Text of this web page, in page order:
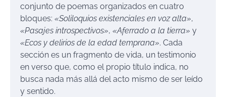
conjunto de poemas organizados en cuatro
bloques: «Soliloquios existenciales en voz alta»,
«Pasajes introspectivos», «Aferrado a la tierra» y
«Ecos y delirios de la edad temprana». Cada
sección es un fragmento de vida, un testimonio
en verso que, como el propio título indica, no
busca nada más allá del acto mismo de ser leído
y sentido.